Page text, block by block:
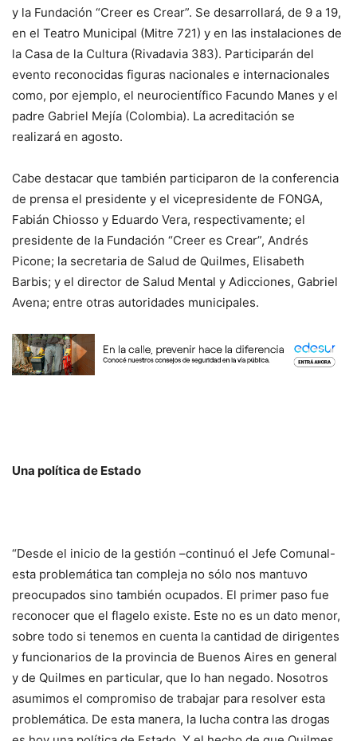
y la Fundación “Creer es Crear”. Se desarrollará, de 9 a 19,
en el Teatro Municipal (Mitre 721) y en las instalaciones de
la Casa de la Cultura (Rivadavia 383). Participarán del
evento reconocidas figuras nacionales e internacionales
como, por ejemplo, el neurocientífico Facundo Manes y el
padre Gabriel Mejía (Colombia). La acreditación se
realizará en agosto.
Cabe destacar que también participaron de la conferencia
de prensa el presidente y el vicepresidente de FONGA,
Fabián Chiosso y Eduardo Vera, respectivamente; el
presidente de la Fundación “Creer es Crear”, Andrés
Picone; la secretaria de Salud de Quilmes, Elisabeth
Barbis; y el director de Salud Mental y Adicciones, Gabriel
Avena; entre otras autoridades municipales.
Una política de Estado
“Desde el inicio de la gestión –continuó el Jefe Comunal-
esta problemática tan compleja no sólo nos mantuvo
preocupados sino también ocupados. El primer paso fue
reconocer que el flagelo existe. Este no es un dato menor,
sobre todo si tenemos en cuenta la cantidad de dirigentes
y funcionarios de la provincia de Buenos Aires en general
y de Quilmes en particular, que lo han negado. Nosotros
asumimos el compromiso de trabajar para resolver esta
problemática. De esta manera, la lucha contra las drogas